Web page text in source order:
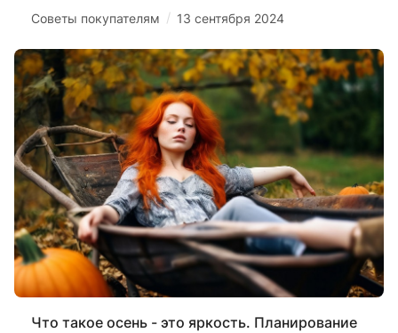
Советы покупателям / 13 сентября 2024
Что такое осень - это яркость. Планирование